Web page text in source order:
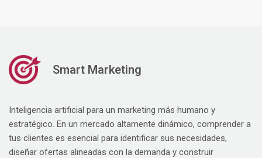
Smart Marketing
Inteligencia artificial para un marketing más humano y
estratégico. En un mercado altamente dinámico, comprender a
tus clientes es esencial para identificar sus necesidades,
diseñar ofertas alineadas con la demanda y construir